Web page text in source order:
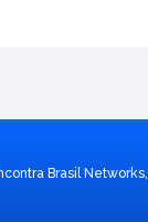
Brasil